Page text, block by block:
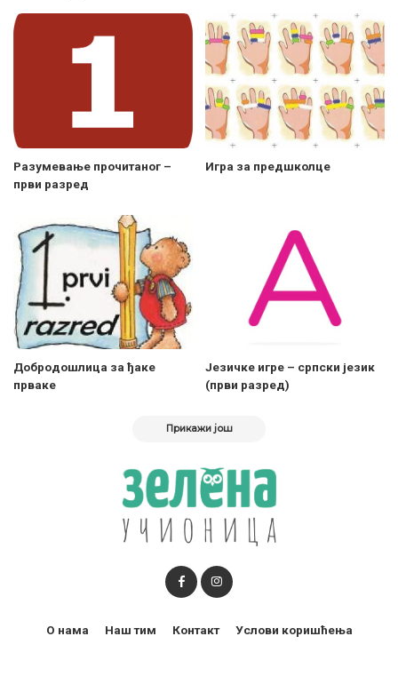
Разумевање прочитаног –
први разред
Игра за предшколце
Добродошлица за ђаке
прваке
Језичке игре – српски језик
(први разред)
Прикажи још
О нама Наш тим Контакт Услови коришћења